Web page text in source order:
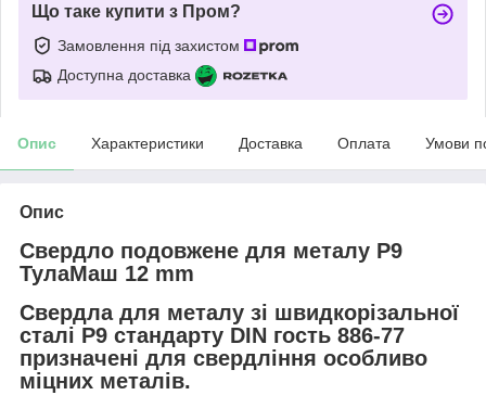
Що таке купити з Пром?
Замовлення під захистом
Доступна доставка
Опис Характеристики Доставка Оплата Умови
Опис
Свердло подовжене для металу Р9
ТулаМаш 12 mm
Свердла для металу зі швидкорізальної
сталі P9 стандарту DIN гость 886-77
призначені для свердління особливо
міцних металів.